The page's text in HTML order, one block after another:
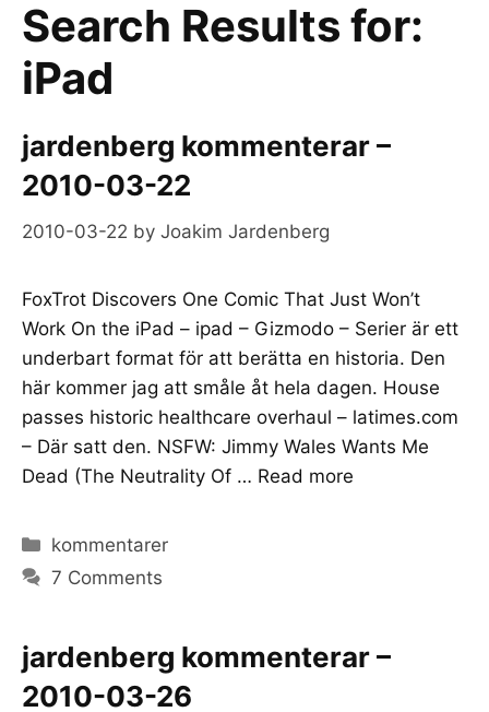
Search Results for:
iPad
jardenberg kommenterar –
2010-03-22
2010-03-22 by Joakim Jardenberg
FoxTrot Discovers One Comic That Just Won’t
Work On the iPad – ipad – Gizmodo – Serier är ett
underbart format för att berätta en historia. Den
här kommer jag att småle åt hela dagen. House
passes historic healthcare overhaul – latimes.com
– Där satt den. NSFW: Jimmy Wales Wants Me
Dead (The Neutrality Of … Read more
Categories
kommentarer
7 Comments
jardenberg kommenterar –
2010-03-26